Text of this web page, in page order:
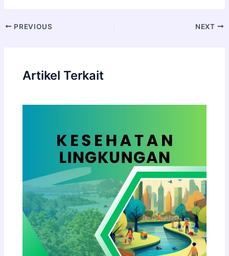
PREVIOUS NEXT
Artikel Terkait